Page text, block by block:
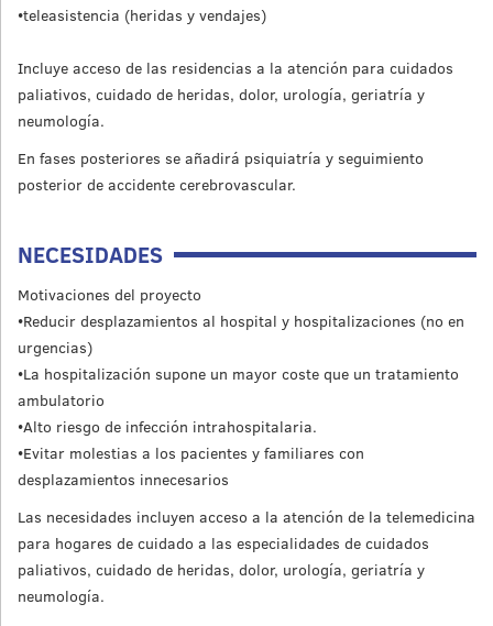
•teleasistencia (heridas y vendajes)
Incluye acceso de las residencias a la atención para cuidados
paliativos, cuidado de heridas, dolor, urología, geriatría y
neumología.
En fases posteriores se añadirá psiquiatría y seguimiento
posterior de accidente cerebrovascular.
NECESIDADES
Motivaciones del proyecto
•Reducir desplazamientos al hospital y hospitalizaciones (no en
urgencias)
•La hospitalización supone un mayor coste que un tratamiento
ambulatorio
•Alto riesgo de infección intrahospitalaria.
•Evitar molestias a los pacientes y familiares con
desplazamientos innecesarios
Las necesidades incluyen acceso a la atención de la telemedicina
para hogares de cuidado a las especialidades de cuidados
paliativos, cuidado de heridas, dolor, urología, geriatría y
neumología.